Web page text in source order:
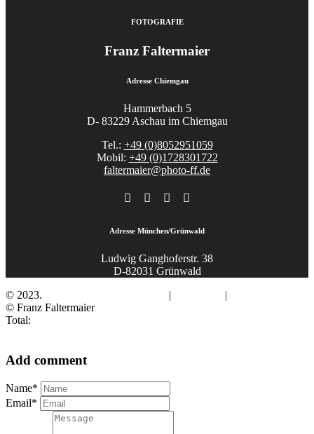
FOTOGRAFIE
Franz Faltermaier
Adresse Chiemgau
Hammerbach 5
D- 83229 Aschau im Chiemgau
Tel.: +49 (0)8052951059
Mobil: +49 (0)1728301722
faltermaier@photo-ff.de
Adresse München/Grünwald
Ludwig Ganghoferstr. 38
D-82031 Grünwald
© 2023.
| |
© Franz Faltermaier
Total:
Add comment
Name*
Email*